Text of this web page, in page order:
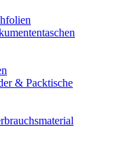
& Packtische